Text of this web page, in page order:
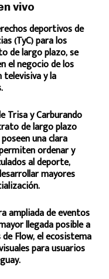
vivo
deportivos de
(TyC) para los
de largo plazo, se
el negocio de los
y la
Trisa y Carburando
de largo plazo
una clara
ordenar y
al deporte,
mayores
ampliada de eventos
llegada posible a
Flow, el ecosistema
para usuarios